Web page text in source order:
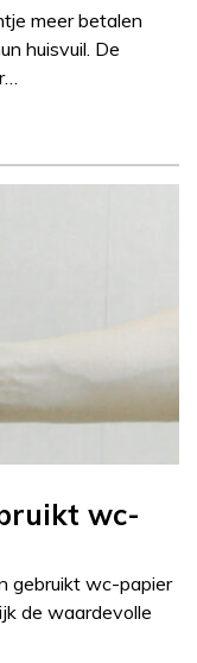
meer betalen
huisvuil. De
wc-
gebruikt wc-papier
de waardevolle